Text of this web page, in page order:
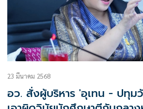
23 มีนาคม 2568
อว. สั่งผู้บริหาร 'อุเทน - ปทุม